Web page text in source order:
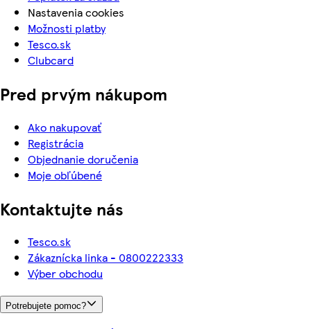
Nastavenia cookies
Možnosti platby
Tesco.sk
Clubcard
Pred prvým nákupom
Ako nakupovať
Registrácia
Objednanie doručenia
Moje obľúbené
Kontaktujte nás
Tesco.sk
Zákaznícka linka - 0800222333
Výber obchodu
Potrebujete pomoc?